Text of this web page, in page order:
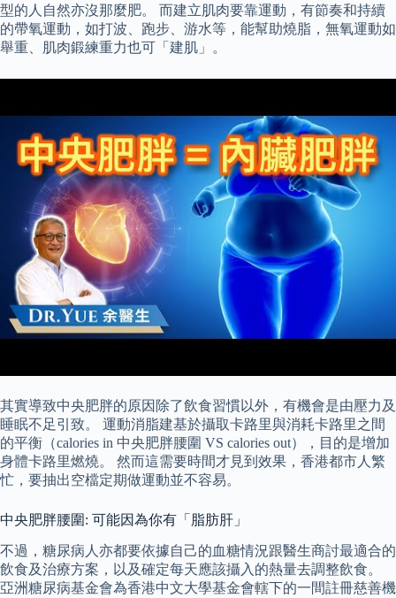
型的人自然亦沒那麼肥。 而建立肌肉要靠運動，有節奏和持續
的帶氧運動，如打波、跑步、游水等，能幫助燒脂，無氧運動如
舉重、肌肉鍛練重力也可「建肌」。
其實導致中央肥胖的原因除了飲食習慣以外，有機會是由壓力及
睡眠不足引致。 運動消脂建基於攝取卡路里與消耗卡路里之間
的平衡（calories in 中央肥胖腰圍 VS calories out），目的是增加
身體卡路里燃燒。 然而這需要時間才見到效果，香港都市人繁
忙，要抽出空檔定期做運動並不容易。
中央肥胖腰圍: 可能因為你有「脂肪肝」
不過，糖尿病人亦都要依據自己的血糖情況跟醫生商討最適合的
飲食及治療方案，以及確定每天應該攝入的熱量去調整飲食。
亞洲糖尿病基金會為香港中文大學基金會轄下的一間註冊慈善機